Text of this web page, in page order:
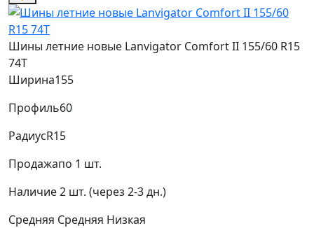
Шины летние новые Lanvigator Comfort II 155/60 R15
74T
Ширина155
Профиль60
РадиусR15
Продажапо 1 шт.
Наличие2 шт. (через 2-3 дн.)
Средняя Средняя Низкая